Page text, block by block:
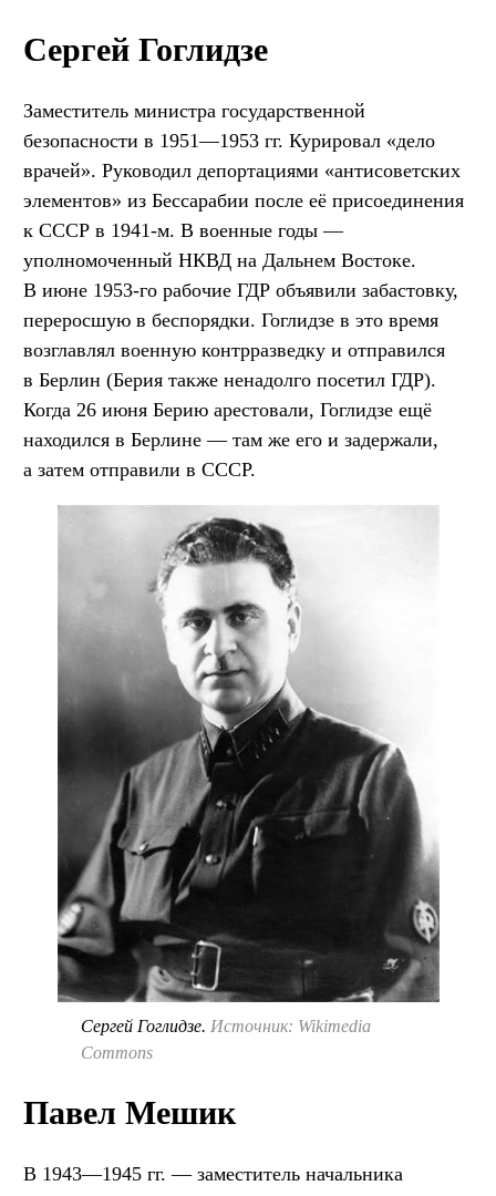
Сергей Гоглидзе
Заместитель министра государственной
безопасности в 1951—1953 гг. Курировал «дело
врачей». Руководил депортациями «антисоветских
элементов» из Бессарабии после её присоединения
к СССР в 1941-м. В военные годы —
уполномоченный НКВД на Дальнем Востоке.
В июне 1953-го рабочие ГДР объявили забастовку,
переросшую в беспорядки. Гоглидзе в это время
возглавлял военную контрразведку и отправился
в Берлин (Берия также ненадолго посетил ГДР).
Когда 26 июня Берию арестовали, Гоглидзе ещё
находился в Берлине — там же его и задержали,
а затем отправили в СССР.
Сергей Гоглидзе. Источник: Wikimedia
Commons
Павел Мешик
В 1943—1945 гг. — заместитель начальника